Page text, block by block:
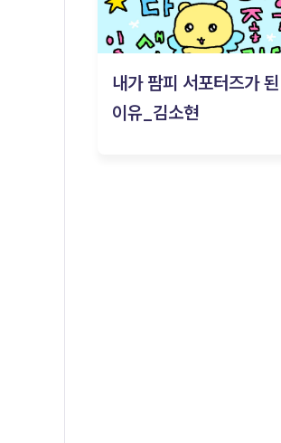
내가 팜피 서포터즈가 된
이유_김소현